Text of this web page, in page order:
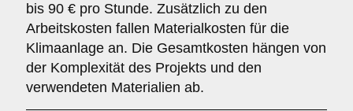
bis 90 € pro Stunde. Zusätzlich zu den
Arbeitskosten fallen Materialkosten für die
Klimaanlage an. Die Gesamtkosten hängen von
der Komplexität des Projekts und den
verwendeten Materialien ab.